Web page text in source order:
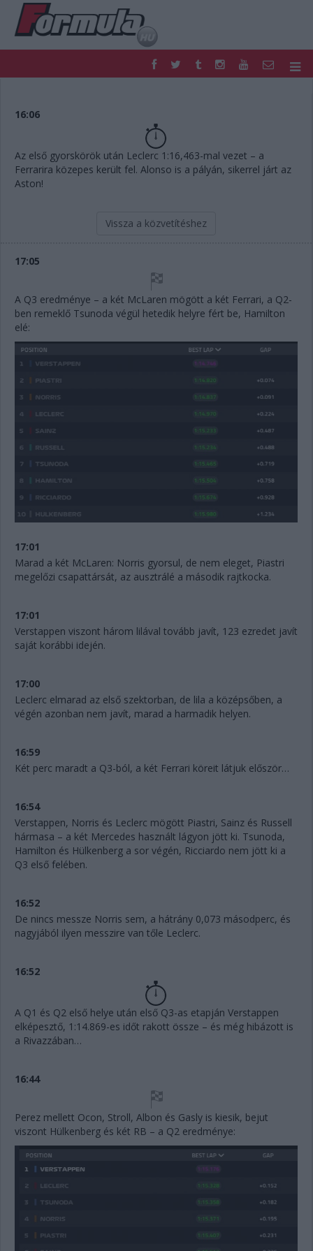
FORMULA
HAZAI
EGYÉB
PODCAST
SHOP
LIVE
TIPPJÁTÉK
16:06
Az első gyorskörök után Leclerc 1:16,463-mal vezet – a
Ferrarira közepes került fel. Alonso is a pályán, sikerrel járt az
Aston!
Vissza a közvetítéshez
17:05
A Q3 eredménye – a két McLaren mögött a két Ferrari, a Q2-
ben remeklő Tsunoda végül hetedik helyre fért be, Hamilton
elé:
17:01
Marad a két McLaren: Norris gyorsul, de nem eleget, Piastri
megelőzi csapattársát, az ausztrálé a második rajtkocka.
17:01
Verstappen viszont három lilával tovább javít, 123 ezredet javít
saját korábbi idején.
17:00
Leclerc elmarad az első szektorban, de lila a középsőben, a
végén azonban nem javít, marad a harmadik helyen.
16:59
Két perc maradt a Q3-ból, a két Ferrari köreit látjuk először…
16:54
Verstappen, Norris és Leclerc mögött Piastri, Sainz és Russell
hármasa – a két Mercedes használt lágyon jött ki. Tsunoda,
Hamilton és Hülkenberg a sor végén, Ricciardo nem jött ki a
Q3 első felében.
16:52
De nincs messze Norris sem, a hátrány 0,073 másodperc, és
nagyjából ilyen messzire van tőle Leclerc.
16:52
A Q1 és Q2 első helye után első Q3-as etapján Verstappen
elképesztő, 1:14.869-es időt rakott össze – és még hibázott is
a Rivazzában…
16:44
Perez mellett Ocon, Stroll, Albon és Gasly is kiesik, bejut
viszont Hülkenberg és két RB – a Q2 eredménye: